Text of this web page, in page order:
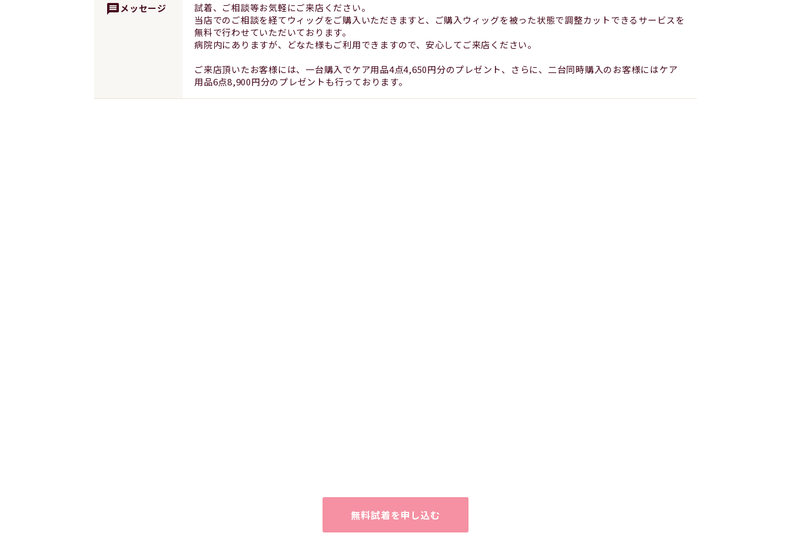
messageメッセージ
試着、ご相談等お気軽にご来店ください。
当店でのご相談を経てウィッグをご購入いただきますと、ご購入ウィッグを被った状態で調整カットできるサービスを
無料で行わせていただいております。
病院内にありますが、どなた様もご利用できますので、安心してご来店ください。
ご来店頂いたお客様には、一台購入でケア用品4点4,650円分のプレゼント、さらに、二台同時購入のお客様にはケア
用品6点8,900円分のプレゼントも行っております。
無料試着を申し込む